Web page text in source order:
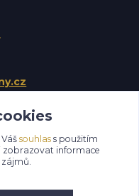
souhlass použitím
zobrazovat informace